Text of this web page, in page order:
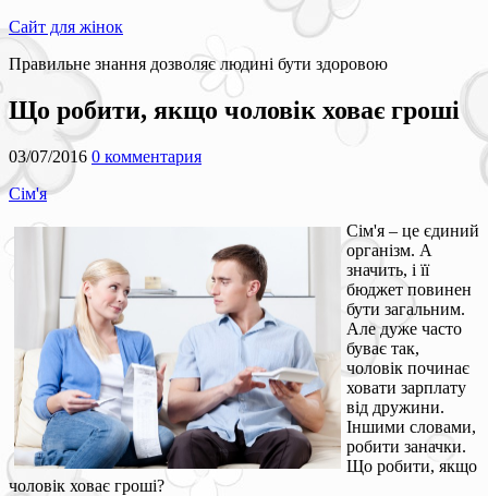
Сайт для жінок
Правильне знання дозволяє людині бути здоровою
Що робити, якщо чоловік ховає гроші
03/07/2016 0 комментария
Сім'я
Сім'я – це єдиний
організм. А
значить, і її
бюджет повинен
бути загальним.
Але дуже часто
буває так,
чоловік починає
ховати зарплату
від дружини.
Іншими словами,
робити заначки.
Що робити, якщо
чоловік ховає гроші?